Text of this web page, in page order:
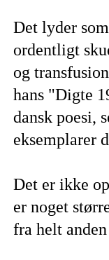
Det lyder
ordentligt
og
hans "Digte
dansk poesi,
eksemplarer
Det er ikke
er noget
fra helt